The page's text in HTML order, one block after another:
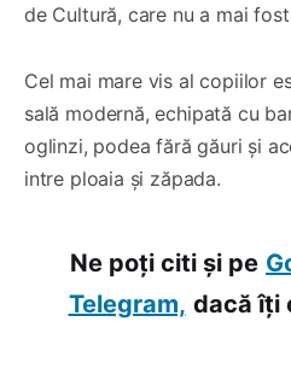
de Cultură, care nu a mai
Cel mai mare vis al copiilor
sală modernă, echipată cu
oglinzi, podea fără găuri și
intre ploaia și zăpada.
Ne poți citi și pe
Telegram, dacă îți